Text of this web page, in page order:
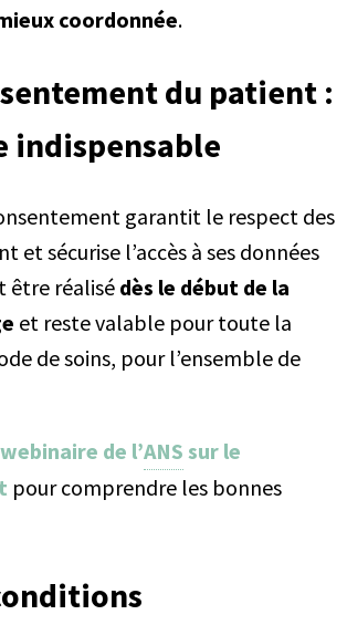
coordonnée.
du patient :
indispensable
garantit le respect des
et sécurise l’accès à ses données
être réalisédès le début de la
et reste valable pour toute la
de soins, pour l’ensemble de
webinaire de l’ANS sur le
pour comprendre les bonnes